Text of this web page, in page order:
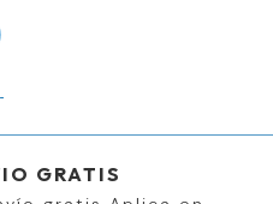
GRATIS